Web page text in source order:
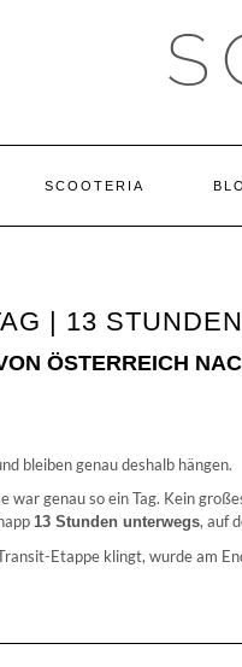
SCOOTERIA
| 13
ÖSTERREICH
bleiben genau deshalb hängen.
war genau so ein Tag. Kein
13 Stunden unterwegs, auf
Etappe klingt, wurde am